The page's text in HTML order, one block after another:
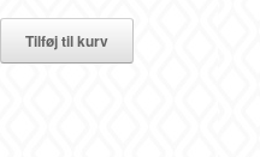
Tilføj til kurv